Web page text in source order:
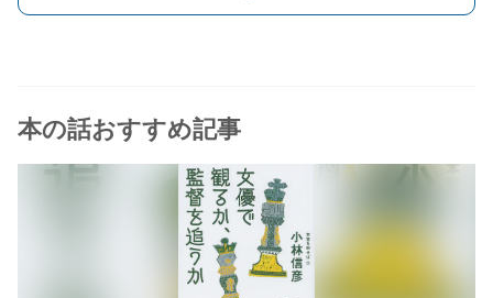
本の話おすすめ記事